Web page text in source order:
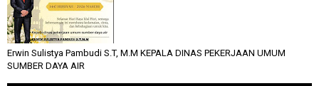
Erwin Sulistya Pambudi S.T, M.M KEPALA DINAS PEKERJAAN UMUM
SUMBER DAYA AIR